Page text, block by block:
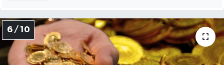
6 / 10